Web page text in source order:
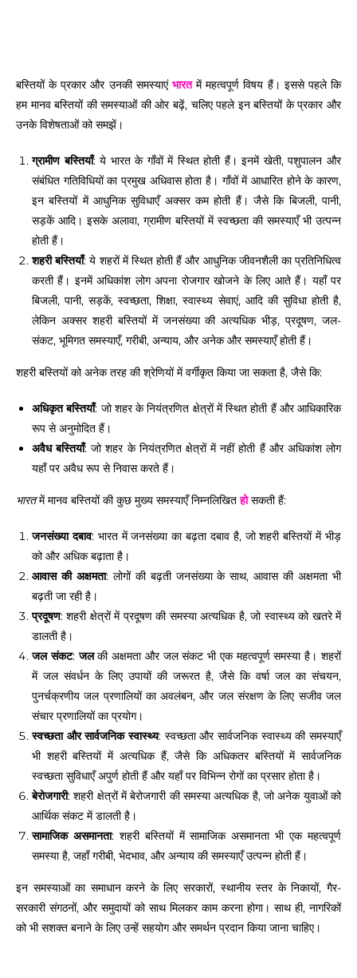
बस्तियों के प्रकार और उनकी समस्याएं भारतमें महत्वपूर्ण विषय हैं। इससे पहले कि
हम मानव बस्तियों की समस्याओं की ओर बढ़ें, चलिए पहले इन बस्तियों के प्रकार और
उनके विशेषताओं को समझें।
ग्रामीण बस्तियाँ: ये भारत के गाँवों में स्थित होती हैं। इनमें खेती, पशुपालन और
संबंधित गतिविधियों का प्रमुख अधिवास होता है। गाँवों में आधारित होने के कारण,
इन बस्तियों में आधुनिक सुविधाएँ अक्सर कम होती हैं। जैसे कि बिजली, पानी,
सड़कें आदि। इसके अलावा, ग्रामीण बस्तियों में स्वच्छता की समस्याएँ भी उत्पन्न
होती हैं।
शहरी बस्तियाँ: ये शहरों में स्थित होती हैं और आधुनिक जीवनशैली का प्रतिनिधित्व
करती हैं। इनमें अधिकांश लोग अपना रोजगार खोजने के लिए आते हैं। यहाँ पर
बिजली, पानी, सड़कें, स्वच्छता, शिक्षा, स्वास्थ्य सेवाएं, आदि की सुविधा होती है,
लेकिन अक्सर शहरी बस्तियों में जनसंख्या की अत्यधिक भीड़, प्रदूषण, जल-
संकट, भूमिगत समस्याएँ, गरीबी, अन्याय, और अनेक और समस्याएँ होती हैं।
शहरी बस्तियों को अनेक तरह की श्रेणियों में वर्गीकृत किया जा सकता है, जैसे कि:
अधिकृत बस्तियाँ: जो शहर के नियंत्रणित क्षेत्रों में स्थित होती हैं और आधिकारिक
रूप से अनुमोदित हैं।
अवैध बस्तियाँ: जो शहर के नियंत्रणित क्षेत्रों में नहीं होती हैं और अधिकांश लोग
यहाँ पर अवैध रूप से निवास करते हैं।
भारतमें मानव बस्तियों की कुछ मुख्य समस्याएँ निम्नलिखितहोसकती हैं:
जनसंख्या दबाव: भारत में जनसंख्या का बढ़ता दबाव है, जो शहरी बस्तियों में भीड़
को और अधिक बढ़ाता है।
आवास की अक्षमता: लोगों की बढ़ती जनसंख्या के साथ, आवास की अक्षमता भी
बढ़ती जा रही है।
प्रदूषण: शहरी क्षेत्रों में प्रदूषण की समस्या अत्यधिक है, जो स्वास्थ्य को खतरे में
डालती है।
जल संकट:जलकी अक्षमता और जल संकट भी एक महत्वपूर्ण समस्या है। शहरों
में जल संवर्धन के लिए उपायों की जरूरत है, जैसे कि वर्षा जल का संचयन,
पुनर्चक्रणीय जल प्रणालियों का अवलंबन, और जल संरक्षण के लिए सजीव जल
संचार प्रणालियों का प्रयोग।
स्वच्छता और सार्वजनिक स्वास्थ्य: स्वच्छता और सार्वजनिक स्वास्थ्य की समस्याएँ
भी शहरी बस्तियों में अत्यधिक हैं, जैसे कि अधिकतर बस्तियों में सार्वजनिक
स्वच्छता सुविधाएँ अपुर्ण होती हैं और यहाँ पर विभिन्न रोगों का प्रसार होता है।
बेरोजगारी: शहरी क्षेत्रों में बेरोजगारी की समस्या अत्यधिक है, जो अनेक युवाओं को
आर्थिक संकट में डालती है।
सामाजिक असमानता: शहरी बस्तियों में सामाजिक असमानता भी एक महत्वपूर्ण
समस्या है, जहाँ गरीबी, भेदभाव, और अन्याय की समस्याएँ उत्पन्न होती हैं।
इन समस्याओं का समाधान करने के लिए सरकारों, स्थानीय स्तर के निकायों, गैर-
सरकारी संगठनों, और समुदायों को साथ मिलकर काम करना होगा। साथ ही, नागरिकों
को भी सशक्त बनाने के लिए उन्हें सहयोग और समर्थन प्रदान किया जाना चाहिए।